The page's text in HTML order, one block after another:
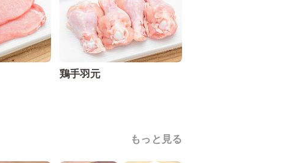
鶏手羽元
もっと見る